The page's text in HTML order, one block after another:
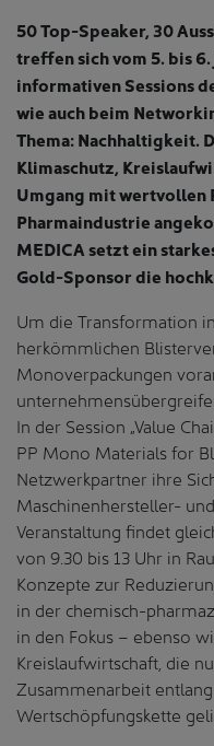
50 Top-Speaker, 30
treffen sich vom 5. bis
informativen Sessions
wie auch beim
Thema: Nachhaltigkeit.
Klimaschutz,
Umgang mit wertvollen
Pharmaindustrie
MEDICA setzt ein
Gold-Sponsor die
Um die Transformation
herkömmlichen
Monoverpackungen
In der Session „Value
PP Mono Materials for
Netzwerkpartner ihre
Maschinenhersteller-
Veranstaltung findet
von 9.30 bis 13 Uhr in
Konzepte zur
in der chemisch-
in den Fokus – ebenso
Kreislaufwirtschaft, die
Zusammenarbeit
Wertschöpfungskette